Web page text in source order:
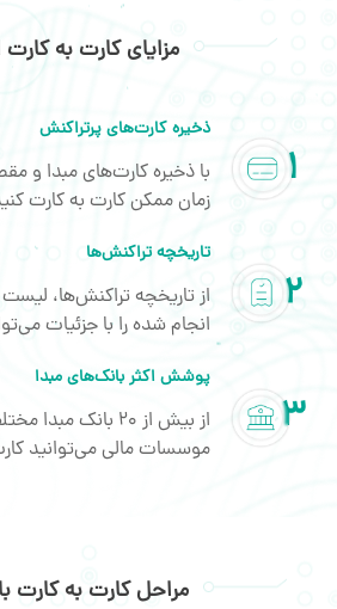
مزایای کارت به کارت
ذخیره کارت‌های پرتراکنش
با ذخیره کارت‌های مبدا و
زمان ممکن کارت به کارت
تاریخچه تراکنش‌ها
از تاریخچه تراکنش‌ها،
انجام شده را با جزئیات
پوشش اکثر بانک‌های مبدا
از بیش از 20 بانک
موسسات مالی می‌توانید
مراحل کارت به کارت